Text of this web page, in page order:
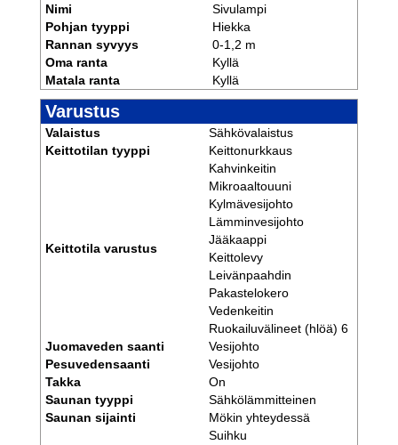
Nimi
Sivulampi
Pohjan tyyppi
Hiekka
Rannan syvyys
0-1,2 m
Oma ranta
Kyllä
Matala ranta
Kyllä
Varustus
Valaistus
Sähkövalaistus
Keittotilan tyyppi
Keittonurkkaus
Keittotila varustus
Kahvinkeitin
Mikroaaltouuni
Kylmävesijohto
Lämminvesijohto
Jääkaappi
Keittolevy
Leivänpaahdin
Pakastelokero
Vedenkeitin
Ruokailuvälineet (hlöä) 6
Juomaveden saanti
Vesijohto
Pesuvedensaanti
Vesijohto
Takka
On
Saunan tyyppi
Sähkölämmitteinen
Saunan sijainti
Mökin yhteydessä
Suihku